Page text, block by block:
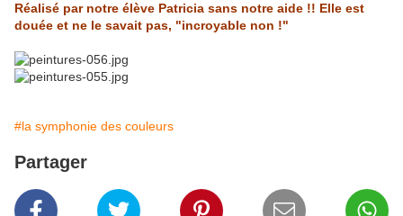
Réalisé par notre élève Patricia sans notre aide !! Elle est
douée et ne le savait pas, "incroyable non !"
#la symphonie des couleurs
Partager